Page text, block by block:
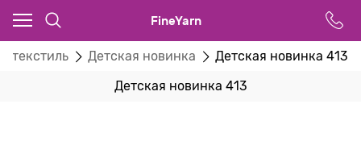
FineYarn
текстиль Детская новинка Детская новинка 413
Детская новинка 413